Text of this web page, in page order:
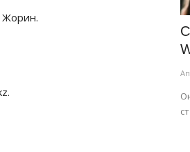
Жорин.
техниках.